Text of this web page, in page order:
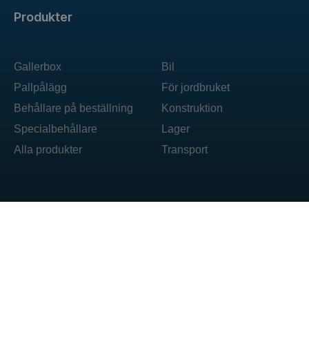
Produkter
Gallerbox
Pallpålägg
Behållare på beställning
Specialbehållare
Alla produkter
Bil
För jordbruket
Konstruktion
Lager
Transport